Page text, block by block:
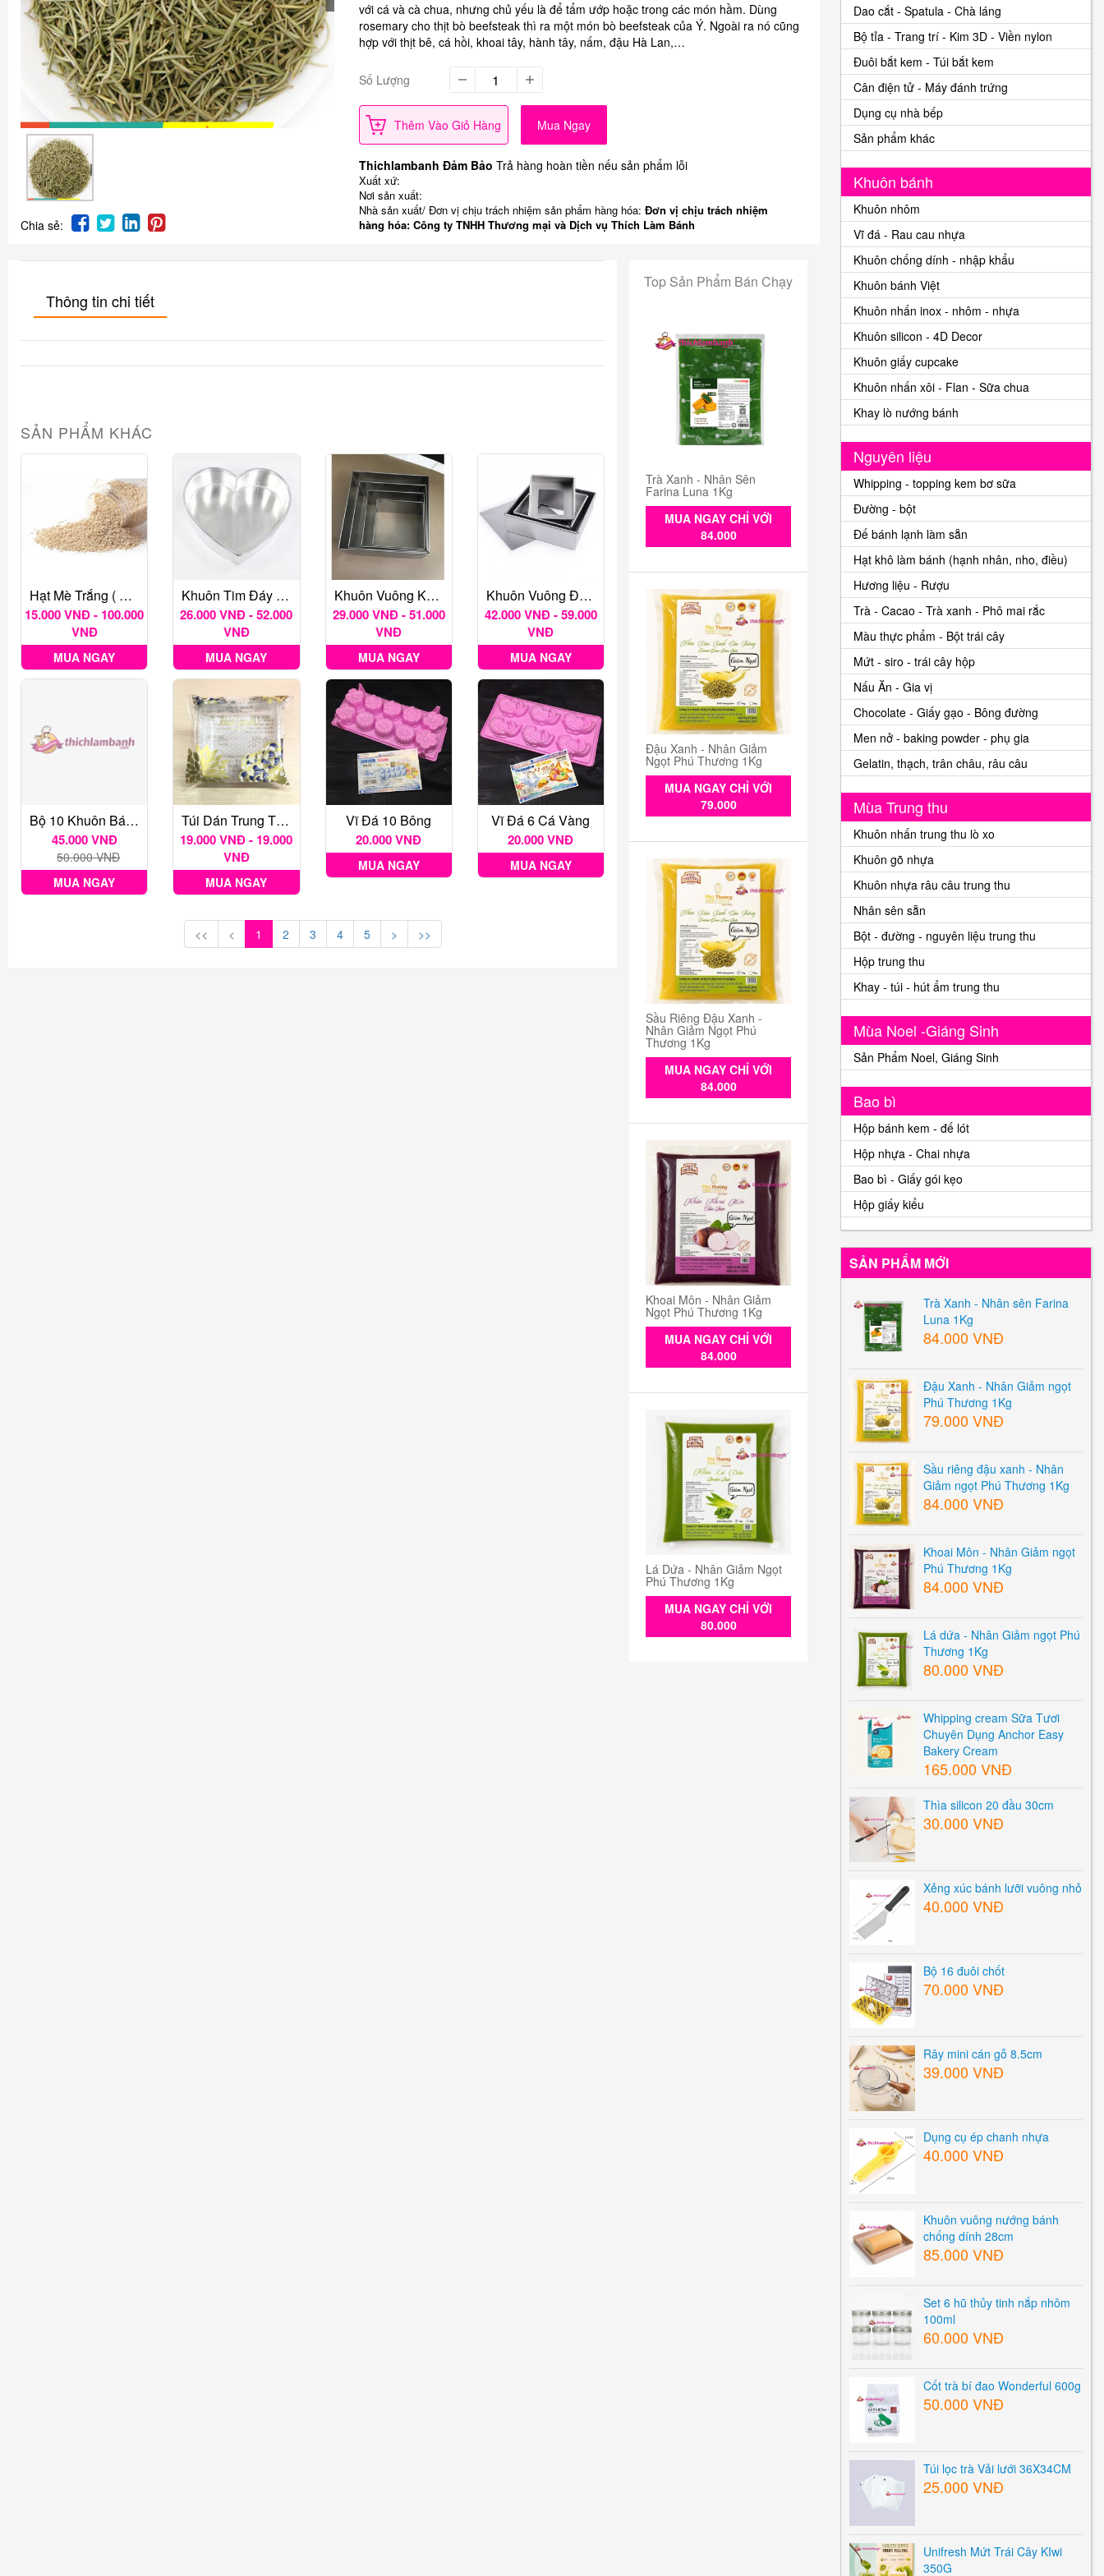
Chia sẻ:
với cá và cà chua, nhưng chủ yếu là để tẩm ướp hoặc trong các món hầm. Dùng
rosemary cho thịt bò beefsteak thì ra một món bò beefsteak của Ý. Ngoài ra nó cũng
hợp với thịt bê, cá hồi, khoai tây, hành tây, nấm, đậu Hà Lan,…
Số Lượng
Thêm Vào Giỏ Hàng Mua Ngay
Thichlambanh Đảm Bảo Trả hàng hoàn tiền nếu sản phẩm lỗi
Xuất xứ:
Nơi sản xuất:
Nhà sản xuất/ Đơn vị chịu trách nhiệm sản phẩm hàng hóa: Đơn vị chịu trách nhiệm
hàng hóa: Công ty TNHH Thương mại và Dịch vụ Thích Làm Bánh
Thông tin chi tiết
SẢN PHẨM KHÁC
Hạt Mè Trắng ( Chưa Rang)
15.000 VNĐ - 100.000
VNĐ
MUA NGAY
Khuôn Tim Đáy Liền
26.000 VNĐ - 52.000
VNĐ
MUA NGAY
Khuôn Vuông Không Đáy
29.000 VNĐ - 51.000
VNĐ
MUA NGAY
Khuôn Vuông Đáy Rời Nhiều Kích Thước
42.000 VNĐ - 59.000
VNĐ
MUA NGAY
Bộ 10 Khuôn Bánh Bò Hình Lá
45.000 VNĐ
50.000 VNĐ
MUA NGAY
Túi Dán Trung Thu Các Loại 1 Bịch 100 Gr
19.000 VNĐ - 19.000
VNĐ
MUA NGAY
Vĩ Đá 10 Bông
20.000 VNĐ
MUA NGAY
Vĩ Đá 6 Cá Vàng
20.000 VNĐ
MUA NGAY
<< < 1 2 3 4 5 > >>
Top Sản Phẩm Bán Chạy
Trà Xanh - Nhân Sên
Farina Luna 1Kg
MUA NGAY CHỈ VỚI
84.000
Đậu Xanh - Nhân Giảm
Ngọt Phú Thương 1Kg
MUA NGAY CHỈ VỚI
79.000
Sầu Riêng Đậu Xanh -
Nhân Giảm Ngọt Phú
Thương 1Kg
MUA NGAY CHỈ VỚI
84.000
Khoai Môn - Nhân Giảm
Ngọt Phú Thương 1Kg
MUA NGAY CHỈ VỚI
84.000
Lá Dứa - Nhân Giảm Ngọt
Phú Thương 1Kg
MUA NGAY CHỈ VỚI
80.000
Dao cắt - Spatula - Chà láng
Bộ tỉa - Trang trí - Kim 3D - Viền nylon
Đuôi bắt kem - Túi bắt kem
Cân điện tử - Máy đánh trứng
Dụng cụ nhà bếp
Sản phẩm khác
Khuôn bánh
Khuôn nhôm
Vĩ đá - Rau cau nhựa
Khuôn chống dính - nhập khẩu
Khuôn bánh Việt
Khuôn nhấn inox - nhôm - nhựa
Khuôn silicon - 4D Decor
Khuôn giấy cupcake
Khuôn nhấn xôi - Flan - Sữa chua
Khay lò nướng bánh
Nguyên liệu
Whipping - topping kem bơ sữa
Đường - bột
Đế bánh lạnh làm sẵn
Hạt khô làm bánh (hạnh nhân, nho, điều)
Hương liệu - Rượu
Trà - Cacao - Trà xanh - Phô mai rắc
Màu thực phẩm - Bột trái cây
Mứt - siro - trái cây hộp
Nấu Ăn - Gia vị
Chocolate - Giấy gạo - Bông đường
Men nở - baking powder - phụ gia
Gelatin, thạch, trân châu, râu câu
Mùa Trung thu
Khuôn nhấn trung thu lò xo
Khuôn gõ nhựa
Khuôn nhựa râu câu trung thu
Nhân sên sẵn
Bột - đường - nguyên liệu trung thu
Hộp trung thu
Khay - túi - hút ẩm trung thu
Mùa Noel -Giáng Sinh
Sản Phẩm Noel, Giáng Sinh
Bao bì
Hộp bánh kem - đế lót
Hộp nhựa - Chai nhựa
Bao bì - Giấy gói kẹo
Hộp giấy kiểu
SẢN PHẨM MỚI
Trà Xanh - Nhân sên Farina
Luna 1Kg
84.000 VNĐ
Đậu Xanh - Nhân Giảm ngọt
Phú Thương 1Kg
79.000 VNĐ
Sầu riêng đậu xanh - Nhân
Giảm ngọt Phú Thương 1Kg
84.000 VNĐ
Khoai Môn - Nhân Giảm ngọt
Phú Thương 1Kg
84.000 VNĐ
Lá dứa - Nhân Giảm ngọt Phú
Thương 1Kg
80.000 VNĐ
Whipping cream Sữa Tươi
Chuyên Dụng Anchor Easy
Bakery Cream
165.000 VNĐ
Thìa silicon 20 đầu 30cm
30.000 VNĐ
Xẻng xúc bánh lưỡi vuông nhỏ
40.000 VNĐ
Bộ 16 đuôi chốt
70.000 VNĐ
Rây mini cán gỗ 8.5cm
39.000 VNĐ
Dụng cụ ép chanh nhựa
40.000 VNĐ
Khuôn vuông nướng bánh
chống dính 28cm
85.000 VNĐ
Set 6 hũ thủy tinh nắp nhôm
100ml
60.000 VNĐ
Cốt trà bí đao Wonderful 600g
50.000 VNĐ
Túi lọc trà Vải lưới 36X34CM
25.000 VNĐ
Unifresh Mứt Trái Cây KIwi
350G